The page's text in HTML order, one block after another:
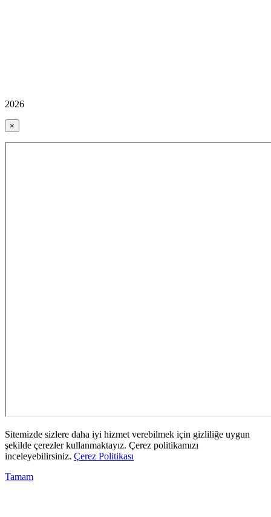
2026
×
Sitemizde sizlere daha iyi hizmet verebilmek için gizliliğe uygun
şekilde çerezler kullanmaktayız. Çerez politikamızı
inceleyebilirsiniz. Çerez Politikası
Tamam